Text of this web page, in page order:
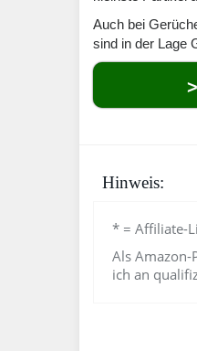
Auch bei
sind in der Lage
Hinweis:
* = Affiliate-
Als
ich an